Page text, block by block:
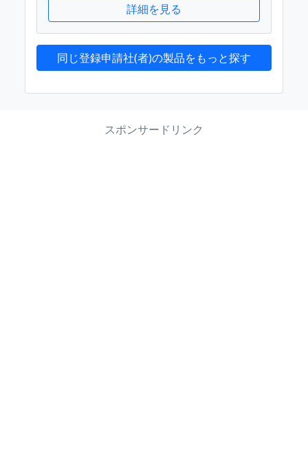
詳細を見る
同じ登録申請社(者)の製品をもっと探す
スポンサードリンク